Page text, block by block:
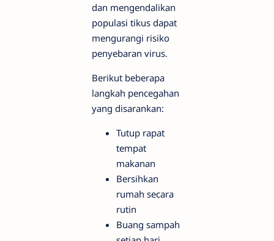
dan mengendalikan
populasi tikus dapat
mengurangi risiko
penyebaran virus.
Berikut beberapa
langkah pencegahan
yang disarankan:
Tutup rapat
tempat
makanan
Bersihkan
rumah secara
rutin
Buang sampah